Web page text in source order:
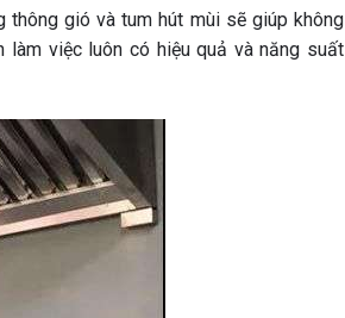
thông gió và tum hút mùi sẽ giúp không
việc luôn có hiệu quả và năng suất